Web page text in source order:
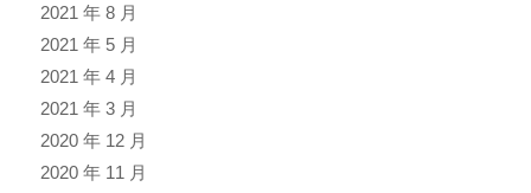
2021 年 8 月
2021 年 5 月
2021 年 4 月
2021 年 3 月
2020 年 12 月
2020 年 11 月